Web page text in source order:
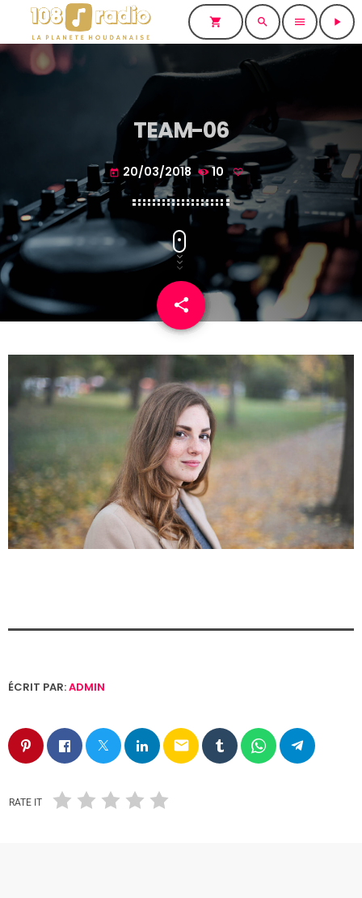
shopping_cart search menu play_arrow
TEAM-06
today 20/03/2018 10
share
email
ÉCRIT PAR:ADMIN
email
RATE IT